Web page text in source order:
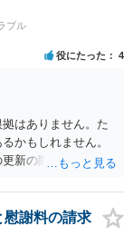
ブル
役にたった 4
はありません。た
かもしれません。
更新の際の手数料の
ますのでここから
足音・洗濯機・掃除
すので、音に敏感
慰謝料の請求